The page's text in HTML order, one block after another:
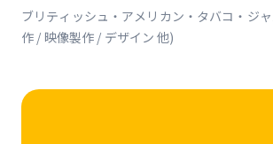
ブリティッシュ・アメリカン・タバコ・ジ
作 / 映像製作 / デザイン 他)